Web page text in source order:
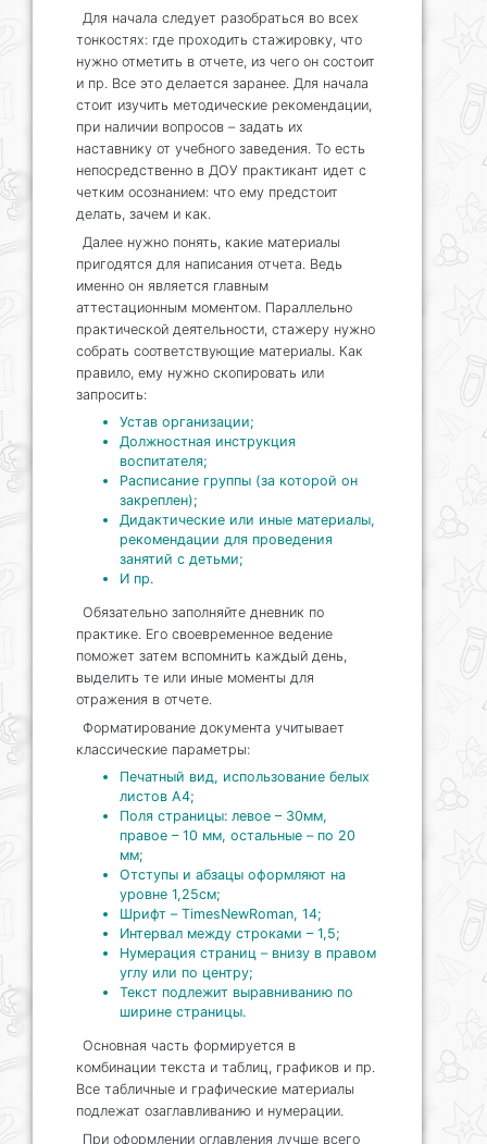
Для начала следует разобраться во всех
тонкостях: где проходить стажировку, что
нужно отметить в отчете, из чего он состоит
и пр. Все это делается заранее. Для начала
стоит изучить методические рекомендации,
при наличии вопросов – задать их
наставнику от учебного заведения. То есть
непосредственно в ДОУ практикант идет с
четким осознанием: что ему предстоит
делать, зачем и как.
Далее нужно понять, какие материалы
пригодятся для написания отчета. Ведь
именно он является главным
аттестационным моментом. Параллельно
практической деятельности, стажеру нужно
собрать соответствующие материалы. Как
правило, ему нужно скопировать или
запросить:
Устав организации;
Должностная инструкция
воспитателя;
Расписание группы (за которой он
закреплен);
Дидактические или иные материалы,
рекомендации для проведения
занятий с детьми;
И пр.
Обязательно заполняйте дневник по
практике. Его своевременное ведение
поможет затем вспомнить каждый день,
выделить те или иные моменты для
отражения в отчете.
Форматирование документа учитывает
классические параметры:
Печатный вид, использование белых
листов А4;
Поля страницы: левое – 30мм,
правое – 10 мм, остальные – по 20
мм;
Отступы и абзацы оформляют на
уровне 1,25см;
Шрифт – TimesNewRoman, 14;
Интервал между строками – 1,5;
Нумерация страниц – внизу в правом
углу или по центру;
Текст подлежит выравниванию по
ширине страницы.
Основная часть формируется в
комбинации текста и таблиц, графиков и пр.
Все табличные и графические материалы
подлежат озаглавливанию и нумерации.
При оформлении оглавления лучше всего